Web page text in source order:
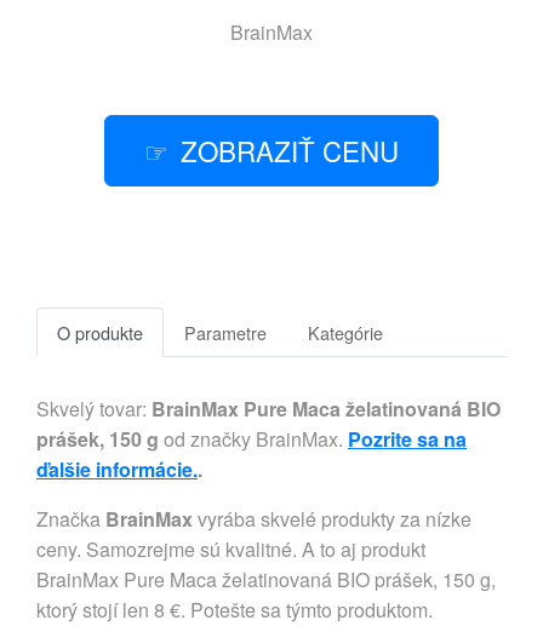
BrainMax
ZOBRAZIŤ CENU
O produkte Parametre Kategórie
Skvelý tovar: BrainMax Pure Maca želatinovaná BIO
prášek, 150 g od značky BrainMax. Pozrite sa na
ďalšie informácie..
Značka BrainMaxvyrába skvelé produkty za nízke
ceny. Samozrejme sú kvalitné. A to aj produkt
BrainMax Pure Maca želatinovaná BIO prášek, 150 g,
ktorý stojí len 8 €. Potešte sa týmto produktom.